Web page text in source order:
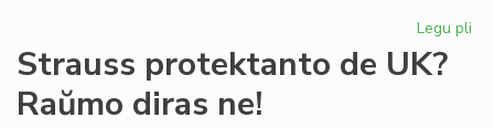
Legu pli
Strauss protektanto de UK?
Raŭmo diras ne!